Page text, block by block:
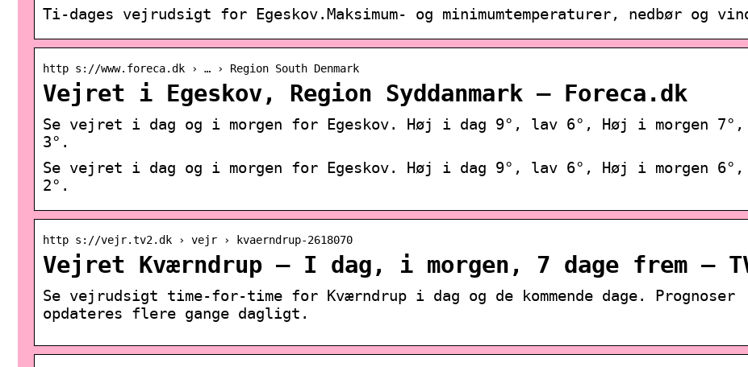
Ti-dages vejrudsigt for Egeskov.Maksimum- og minimumtemperaturer, nedbør og
http s://www.foreca.dk › … › Region South Denmark
Vejret i Egeskov, Region Syddanmark – Foreca.dk
Se vejret i dag og i morgen for Egeskov. Høj i dag 9°, lav 6°, Høj i morgen
3°.
Se vejret i dag og i morgen for Egeskov. Høj i dag 9°, lav 6°, Høj i morgen
2°.
http s://vejr.tv2.dk › vejr › kvaerndrup-2618070
Vejret Kværndrup – I dag, i morgen, 7 dage frem –
Se vejrudsigt time-for-time for Kværndrup i dag og de kommende dage. Prognoser
opdateres flere gange dagligt.